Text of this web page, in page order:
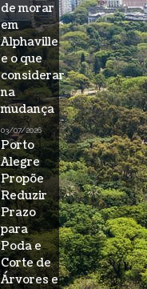
de morar
em
Alphaville
e o que
considerar
na
mudança
03/07/2026
Porto
Alegre
Propõe
Reduzir
Prazo
para
Poda e
Corte de
Árvores e